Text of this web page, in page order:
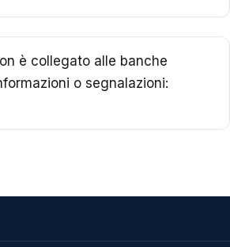
è collegato alle banche
o segnalazioni: